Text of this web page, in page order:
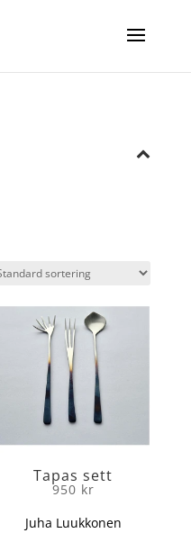
Tapas sett
950 kr
Juha Luukkonen